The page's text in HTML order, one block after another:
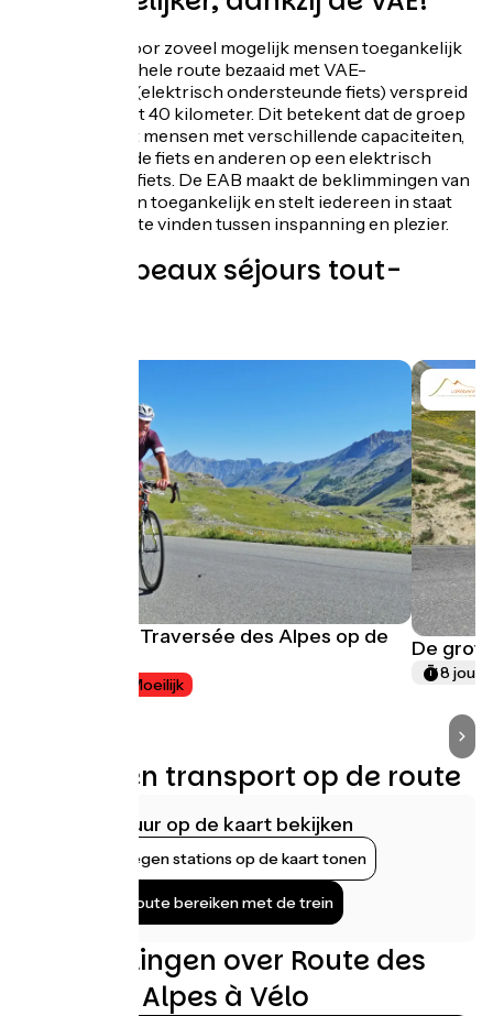
Om de route voor zoveel mogelijk mensen toegankelijk
te maken, is de hele route bezaaid met VAE-
oplaadpunten (elektrisch ondersteunde fiets) verspreid
over elke 30 tot 40 kilometer. Dit betekent dat de groep
kan bestaan uit mensen met verschillende capaciteiten,
sommigen op de fiets en anderen op een elektrisch
ondersteunde fiets. De EAB maakt de beklimmingen van
de grote passen toegankelijk en stelt iedereen in staat
om een balans te vinden tussen inspanning en plezier.
Les plus beaux séjours tout-
De Grande Traversée des Alpes op de
Moeilijk
De
8 jours
Treinen en transport op de route
Infrastructuur op de kaart bekijken
Nabijgelegen stations op de kaart tonen
De fietsroute bereiken met de trein
Beoordelingen over Route des
Grandes Alpes à Vélo